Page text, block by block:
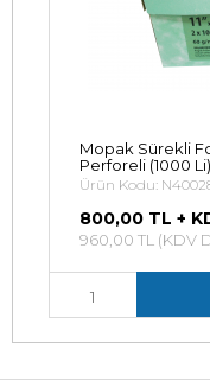
Mopak Sürekli
Perforeli (1000 Li)
Ürün Kodu:
800,00 TL +
960,00 TL (KDV